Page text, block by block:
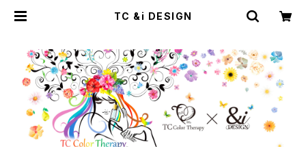
TC &i DESIGN